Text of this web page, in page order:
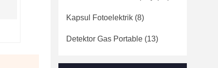
Kapsul Fotoelektrik (8)
Detektor Gas Portable (13)